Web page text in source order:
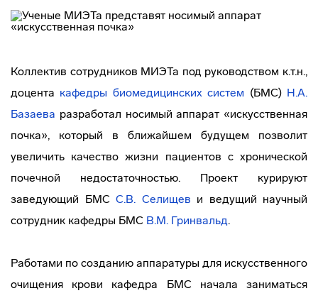
Коллектив сотрудников МИЭТа под руководством к.т.н.,
доцента кафедры биомедицинских систем (БМС) Н.А.
Базаева разработал носимый аппарат «искусственная
почка», который в ближайшем будущем позволит
увеличить качество жизни пациентов с хронической
почечной недостаточностью. Проект курируют
заведующий БМС С.В. Селищев и ведущий научный
сотрудник кафедры БМС В.М. Гринвальд.
Работами по созданию аппаратуры для искусственного
очищения крови кафедра БМС начала заниматься